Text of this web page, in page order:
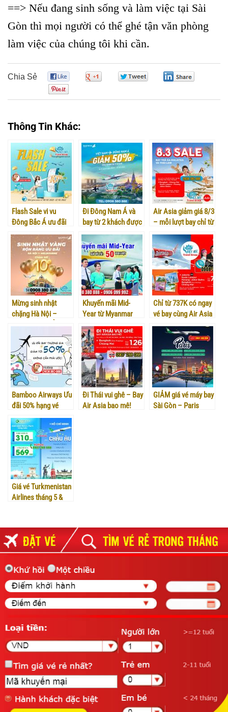
==> Nếu đang sinh sống và làm việc tại Sài
Gòn thì mọi người có thể ghé tận văn phòng
làm việc của chúng tôi khi cần.
Chia Sẻ
Thông Tin Khác:
Flash Sale vi vu
Đông Bắc Á ưu đãi
10% Vietnam
Airlines
Đi Đông Nam Á và
bay từ 2 khách được
giảm 50%
Air Asia giảm giá 8/3
– mỗi lượt bay chỉ từ
1.079K
Mừng sinh nhật
chặng Hà Nội –
Melbourne GIẢM
10% giá vé
Khuyến mãi Mid-
Year từ Myanmar
Airways – Mua vé
ngay!
Chỉ từ 737K có ngay
vé bay cùng Air Asia
– tha hồ vi vu Châu
Bamboo Airways Ưu
đãi 50% hạng vé
Thương Gia
Đi Thái vui ghê – Bay
Air Asia bao mê!
GIẢM giá vé máy bay
Sài Gòn – Paris
Giá vé Turkmenistan
Airlines tháng 5 &